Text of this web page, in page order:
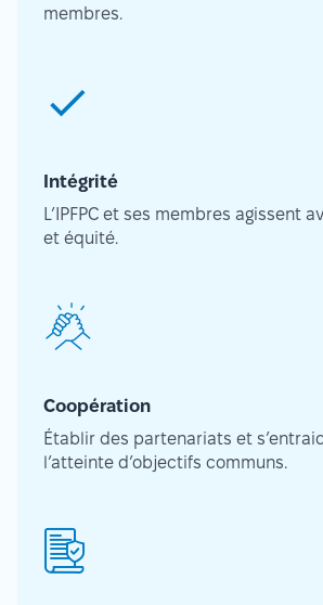
membres.
Intégrité
L’IPFPC et ses membres agissent
et équité.
Coopération
Établir des partenariats et
l’atteinte d’objectifs communs.